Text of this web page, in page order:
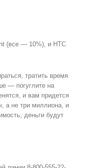
(все — 10%), и HTC
тратить время
— погуглите на
и вам придется
а не три миллиона, и
деньги будут